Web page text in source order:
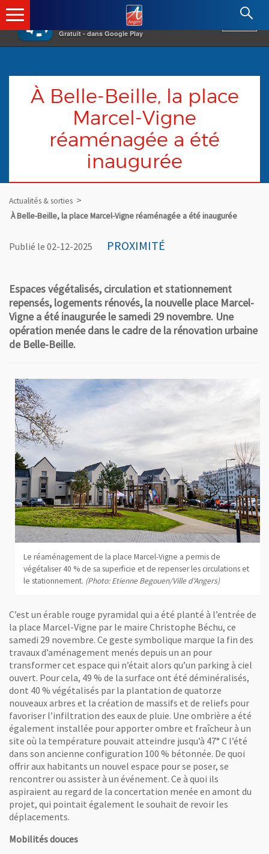
×
Gratuit - dans Google Play
Angers.fr : Retour à l'accueil
À Belle-Beille, la place
Marcel-Vigne
réaménagée a été
inaugurée
Actualités & sorties
À Belle-Beille, la place Marcel-Vigne réaménagée a été inaugurée
Publié le 02-12-2025 PROXIMITÉ
Espaces végétalisés, circulation et stationnement
repensés, logements rénovés, la nouvelle place Marcel-
Vigne a été inaugurée le samedi 29 novembre. Une
opération menée dans le cadre de la rénovation urbaine
de Belle-Beille.
Le réaménagement de la place Marcel-Vigne a permis de
végétaliser 40 % de sa superficie et de repenser les circulations et
le stationnement. (Photo: Etienne Begouen/Ville d'Angers)
C’est un érable rouge pyramidal qui a été planté à l’entrée de
la place Marcel-Vigne par le maire Christophe Béchu, ce
samedi 29 novembre. Ce geste symbolique marque la fin des
travaux d’aménagement menés depuis un an pour
transformer cet espace qui n’était alors qu’un parking à ciel
ouvert. Pour cela, 49 % de la surface ont été déminéralisés,
dont 40 % végétalisés par la plantation de quatorze
nouveaux arbres et la création de massifs et de reliefs pour
favoriser l’infiltration des eaux de pluie. Une ombrière a été
également installée pour apporter ombre et fraîcheur à un
site où la température pouvait atteindre jusqu’à 47° C l’été
dans son ancienne configuration 100 % bétonnée. De quoi
offrir aux habitants un nouvel espace pour se poser, se
rencontrer ou assister à un événement. Ce à quoi ils
aspiraient au regard de la concertation menée en amont du
projet, qui pointait également le souhait de revoir les
déplacements.
Mobilités douces